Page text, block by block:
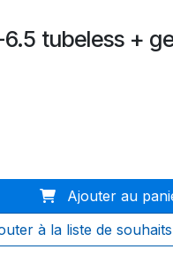
tubeless +
Ajouter au
à la liste de souhaits